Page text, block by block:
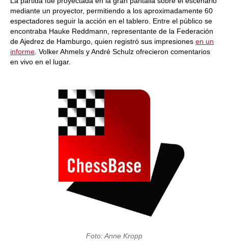
mediante un proyector, permitiendo a los aproximadamente 60
espectadores seguir la acción en el tablero. Entre el público se
encontraba Hauke Reddmann, representante de la Federación
de Ajedrez de Hamburgo, quien registró sus impresiones en un
informe . Volker Ahmels y André Schulz ofrecieron comentarios
en vivo en el lugar.
Foto: Anne Kropp